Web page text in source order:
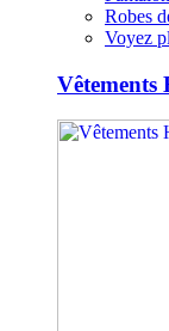
Robes
Voyez
Vêtements